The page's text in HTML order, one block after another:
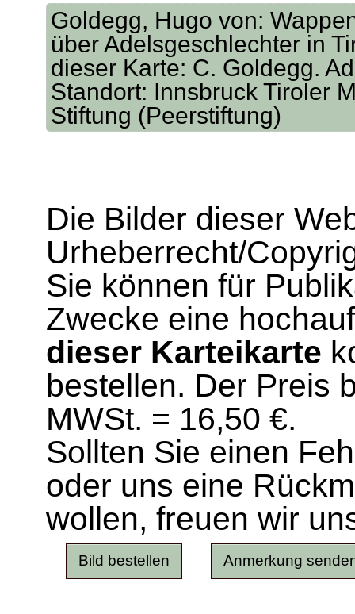
Goldegg, Hugo von:
über Adelsgeschlechter in
dieser Karte: C. Goldegg.
Standort: Innsbruck Tiroler
Stiftung (Peerstiftung)
Die Bilder dieser
Urheberrecht/
Sie können für
Zwecke eine
dieser Karteikarte
bestellen. Der Preis
MWSt. = 16,50 €.
Sollten Sie einen
oder uns eine
wollen, freuen wir